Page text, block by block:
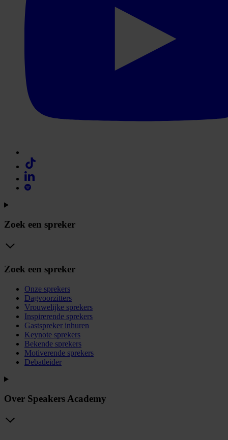
Zoek een spreker
Zoek een spreker
Onze sprekers
Dagvoorzitters
Vrouwelijke sprekers
Inspirerende sprekers
Gastspreker inhuren
Keynote sprekers
Bekende sprekers
Motiverende sprekers
Debatleider
Over Speakers Academy